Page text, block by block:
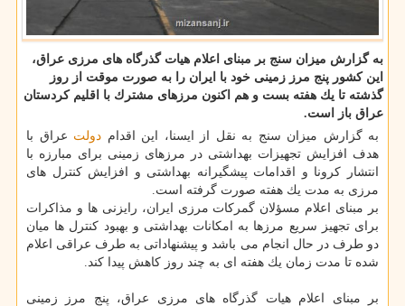
به گزارش میزان سنج بر مبنای اعلام هیات گذرگاه های مرزی عراق،
این كشور پنج مرز زمینی خود با ایران را به صورت موقت از روز
گذشته تا یك هفته بست و هم اكنون مرزهای مشترك با اقلیم كردستان
عراق باز است.
به گزارش میزان سنج به نقل از ایسنا، این اقدام دولت عراق با
هدف افزایش تجهیزات بهداشتی در مرزهای زمینی برای مبارزه با
انتشار كرونا و اقدامات پیشگیرانه بهداشتی و افزایش كنترل های
مرزی به مدت یك هفته صورت گرفته است.
بر مبنای اعلام مسؤلان گمركات مرزی ایران، رایزنی ها و مذاكرات
برای تجهیز سریع مرزها به امكانات بهداشتی و بهبود كنترل ها میان
دو طرف در حال انجام می باشد و پیشنهاداتی به طرف عراقی اعلام
شده تا مدت زمان یك هفته ای به چند روز كاهش پیدا كند.
بر مبنای اعلام هیات گذرگاه های مرزی عراق، پنج مرز زمینی